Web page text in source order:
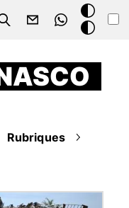
Search
Mode
sombre
Rubriques